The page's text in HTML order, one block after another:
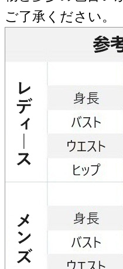
ご了承ください。